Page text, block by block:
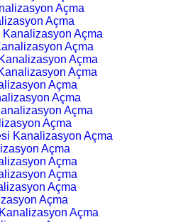
Açma
Açma
Açma
Açma
Açma
Açma
Açma
Açma
Açma
Açma
Kanalizasyon Açma
Açma
Açma
Açma
Açma
Açma
Açma